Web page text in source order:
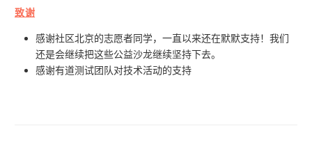
致谢
感谢社区北京的志愿者同学，一直以来还在默默支持！我们
还是会继续把这些公益沙龙继续坚持下去。
感谢有道测试团队对技术活动的支持